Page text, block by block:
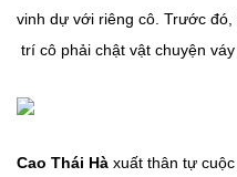
vinh dự với riêng cô. Trước
trí cô phải chật vật chuyện
Cao Thái Hà xuất thân tự cuộc